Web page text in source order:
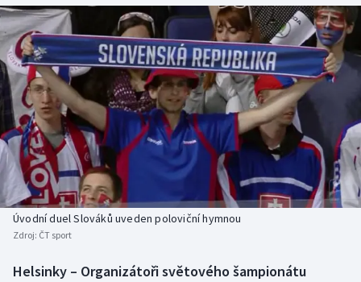
Cyklistika
DALŠÍ SPORTY
Americký fotbal
Baseball a softbal
Basketbal
Biatlon
NEPŘEHLÉDNĚTE
Soutěže
Historické návraty
Aplikace ČT sport
Úvodní duel Slováků uveden poloviční hymnou
Zdroj: ČT sport
Helsinky – Organizátoři světového šampionátu